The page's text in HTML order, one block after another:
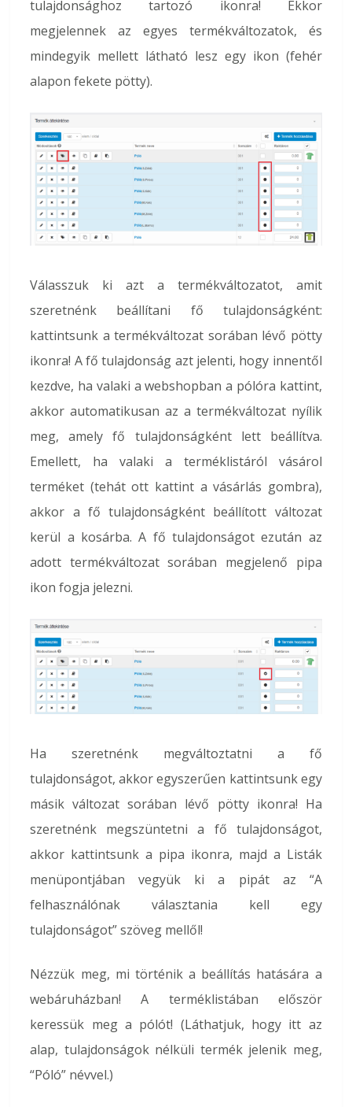
tulajdonsághoz tartozó ikonra! Ekkor
megjelennek az egyes termékváltozatok, és
mindegyik mellett látható lesz egy ikon (fehér
alapon fekete pötty).
Válasszuk ki azt a termékváltozatot, amit
szeretnénk beállítani fő tulajdonságként:
kattintsunk a termékváltozat sorában lévő pötty
ikonra! A fő tulajdonság azt jelenti, hogy innentől
kezdve, ha valaki a webshopban a pólóra kattint,
akkor automatikusan az a termékváltozat nyílik
meg, amely fő tulajdonságként lett beállítva.
Emellett, ha valaki a terméklistáról vásárol
terméket (tehát ott kattint a vásárlás gombra),
akkor a fő tulajdonságként beállított változat
kerül a kosárba. A fő tulajdonságot ezután az
adott termékváltozat sorában megjelenő pipa
ikon fogja jelezni.
Ha szeretnénk megváltoztatni a fő
tulajdonságot, akkor egyszerűen kattintsunk egy
másik változat sorában lévő pötty ikonra! Ha
szeretnénk megszüntetni a fő tulajdonságot,
akkor kattintsunk a pipa ikonra, majd a Listák
menüpontjában vegyük ki a pipát az “A
felhasználónak választania kell egy
tulajdonságot” szöveg mellől!
Nézzük meg, mi történik a beállítás hatására a
webáruházban! A terméklistában először
keressük meg a pólót! (Láthatjuk, hogy itt az
alap, tulajdonságok nélküli termék jelenik meg,
“Póló” névvel.)